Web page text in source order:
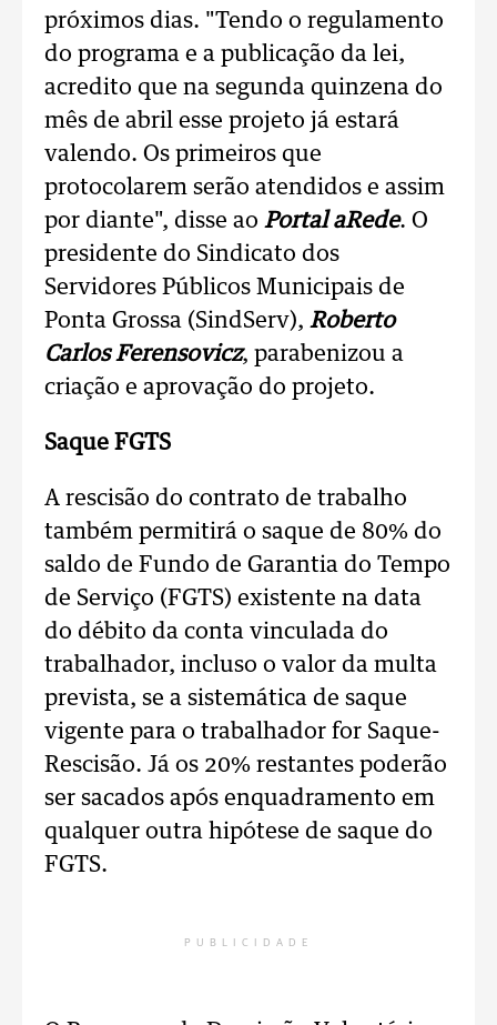
próximos dias. "Tendo o regulamento
do programa e a publicação da lei,
acredito que na segunda quinzena do
mês de abril esse projeto já estará
valendo. Os primeiros que
protocolarem serão atendidos e assim
por diante", disse ao Portal aRede. O
presidente do Sindicato dos
Servidores Públicos Municipais de
Ponta Grossa (SindServ), Roberto
Carlos Ferensovicz, parabenizou a
criação e aprovação do projeto.
Saque FGTS
A rescisão do contrato de trabalho
também permitirá o saque de 80% do
saldo de Fundo de Garantia do Tempo
de Serviço (FGTS) existente na data
do débito da conta vinculada do
trabalhador, incluso o valor da multa
prevista, se a sistemática de saque
vigente para o trabalhador for Saque-
Rescisão. Já os 20% restantes poderão
ser sacados após enquadramento em
qualquer outra hipótese de saque do
FGTS.
PUBLICIDADE